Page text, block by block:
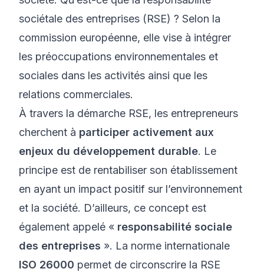
sociétale des entreprises (RSE) ? Selon la
commission européenne, elle vise à intégrer
les préoccupations environnementales et
sociales dans les activités ainsi que les
relations commerciales.
À travers la démarche RSE, les entrepreneurs
cherchent à participer activement aux
enjeux du développement durable. Le
principe est de rentabiliser son établissement
en ayant un impact positif sur l’environnement
et la société. D’ailleurs, ce concept est
également appelé « responsabilité sociale
des entreprises ». La norme internationale
ISO 26000 permet de circonscrire la RSE